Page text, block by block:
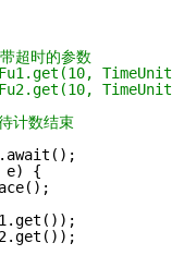
超时的参数
计数结束
e) {